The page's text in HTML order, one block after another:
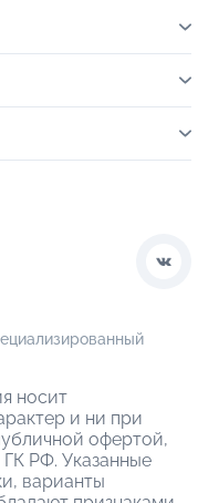
носит
и ни при
офертой,
РФ. Указанные
варианты